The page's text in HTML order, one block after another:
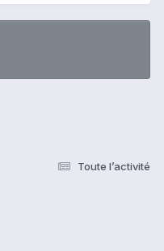
Toute l’activité